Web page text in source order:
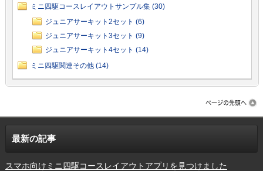
ミニ四駆コースレイアウトサンプル集 (30)
ジュニアサーキット2セット (6)
ジュニアサーキット3セット (9)
ジュニアサーキット4セット (14)
ミニ四駆関連その他 (14)
最新の記事
スマホ向けミニ四駆コースレイアウトアプリを見つけました